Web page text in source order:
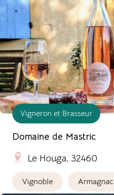
Vigneron et Brasseur
Domaine de Mastric
Le Houga, 32460
Vignoble Armagnac